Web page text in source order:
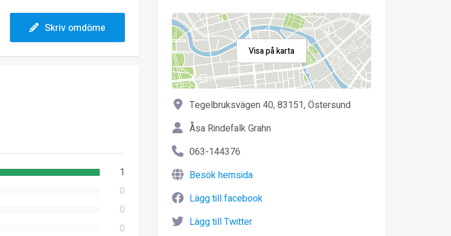
Skriv omdöme
1
0
0
0
Visa på karta
Tegelbruksvägen 40, 83151, Östersund
Åsa Rindefalk Grahn
063-144376
Besök hemsida
Lägg till facebook
Lägg till Twitter